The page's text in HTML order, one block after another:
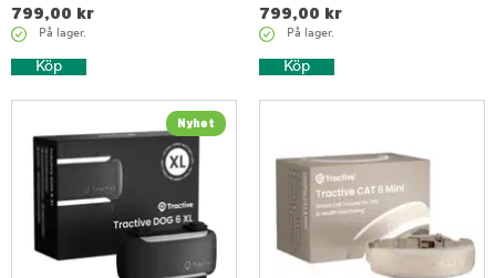
799,00 kr
På lager.
Köp
799,00 kr
På lager.
Köp